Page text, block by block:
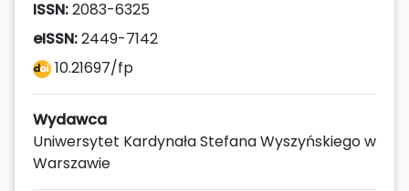
ISSN:2083-6325
eISSN:2449-7142
10.21697/fp
Wydawca
Uniwersytet Kardynała Stefana Wyszyńskiego w
Warszawie